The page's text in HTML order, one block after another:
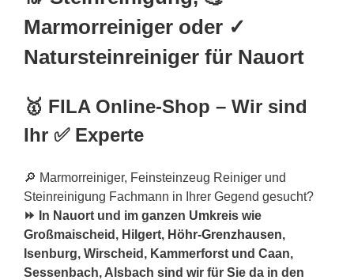
Marmorreiniger oder ✓
Natursteinreiniger für Nauort
🥇 FILA Online-Shop – Wir sind
Ihr ✅ Experte
🔎 Marmorreiniger, Feinsteinzeug Reiniger und
Steinreinigung Fachmann in Ihrer Gegend gesucht?
⏩ In Nauort und im ganzen Umkreis wie
Großmaischeid, Hilgert, Höhr-Grenzhausen,
Isenburg, Wirscheid, Kammerforst und Caan,
Sessenbach, Alsbach sind wir für Sie da in den